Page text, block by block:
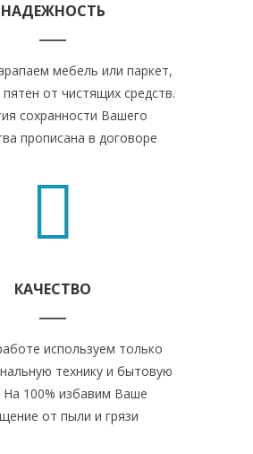
НАДЕЖНОСТЬ
мебель или паркет,
от чистящих средств.
сохранности Вашего
прописана в договоре
КАЧЕСТВО
используем только
технику и бытовую
100% избавим Ваше
от пыли и грязи